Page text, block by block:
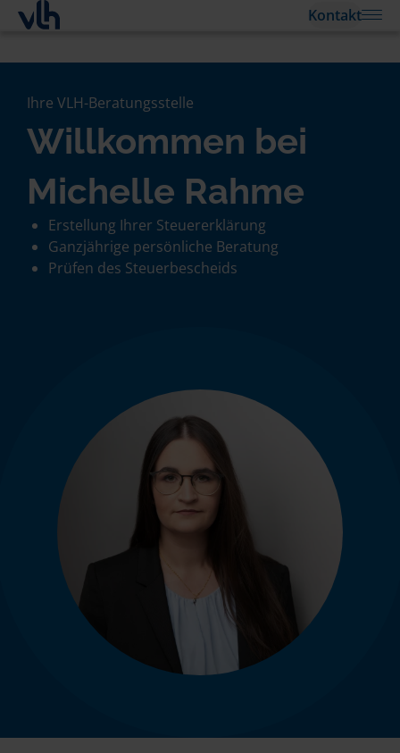
Kontakt
Ihre VLH-Beratungsstelle
Willkommen bei
Michelle Rahme
Erstellung Ihrer Steuererklärung
Ganzjährige persönliche Beratung
Prüfen des Steuerbescheids